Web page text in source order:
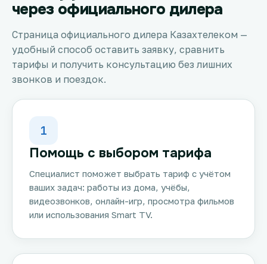
через официального дилера
Страница официального дилера Казахтелеком —
удобный способ оставить заявку, сравнить
тарифы и получить консультацию без лишних
звонков и поездок.
1
Помощь с выбором тарифа
Специалист поможет выбрать тариф с учётом
ваших задач: работы из дома, учёбы,
видеозвонков, онлайн-игр, просмотра фильмов
или использования Smart TV.